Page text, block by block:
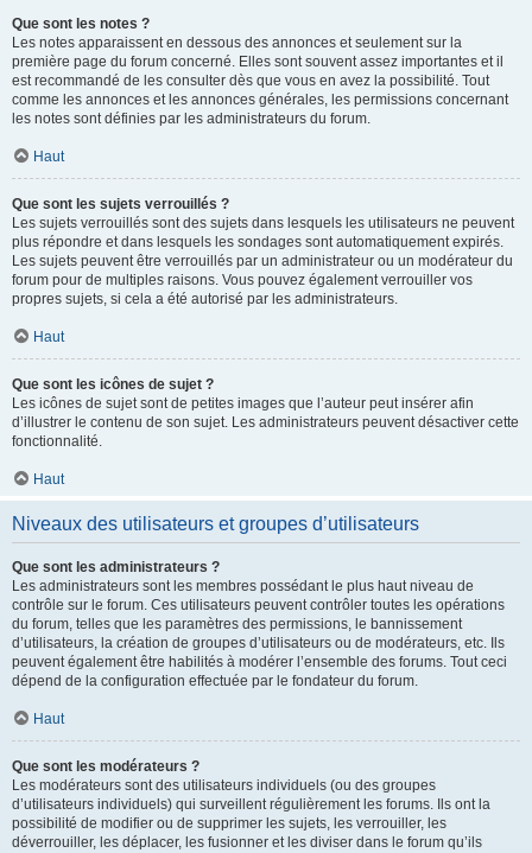
Que sont les notes ?
Les notes apparaissent en dessous des annonces et seulement sur la
première page du forum concerné. Elles sont souvent assez importantes et il
est recommandé de les consulter dès que vous en avez la possibilité. Tout
comme les annonces et les annonces générales, les permissions concernant
les notes sont définies par les administrateurs du forum.
Haut
Que sont les sujets verrouillés ?
Les sujets verrouillés sont des sujets dans lesquels les utilisateurs ne peuvent
plus répondre et dans lesquels les sondages sont automatiquement expirés.
Les sujets peuvent être verrouillés par un administrateur ou un modérateur du
forum pour de multiples raisons. Vous pouvez également verrouiller vos
propres sujets, si cela a été autorisé par les administrateurs.
Haut
Que sont les icônes de sujet ?
Les icônes de sujet sont de petites images que l’auteur peut insérer afin
d’illustrer le contenu de son sujet. Les administrateurs peuvent désactiver cette
fonctionnalité.
Haut
Niveaux des utilisateurs et groupes d’utilisateurs
Que sont les administrateurs ?
Les administrateurs sont les membres possédant le plus haut niveau de
contrôle sur le forum. Ces utilisateurs peuvent contrôler toutes les opérations
du forum, telles que les paramètres des permissions, le bannissement
d’utilisateurs, la création de groupes d’utilisateurs ou de modérateurs, etc. Ils
peuvent également être habilités à modérer l’ensemble des forums. Tout ceci
dépend de la configuration effectuée par le fondateur du forum.
Haut
Que sont les modérateurs ?
Les modérateurs sont des utilisateurs individuels (ou des groupes
d’utilisateurs individuels) qui surveillent régulièrement les forums. Ils ont la
possibilité de modifier ou de supprimer les sujets, les verrouiller, les
déverrouiller, les déplacer, les fusionner et les diviser dans le forum qu’ils